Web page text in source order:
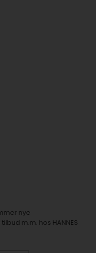
nye
m.m. hos HANNES